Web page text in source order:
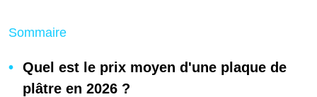
Sommaire
Quel est le prix moyen d'une plaque de
plâtre en 2026 ?